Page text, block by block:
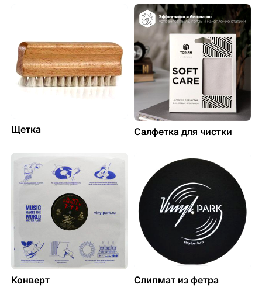
Щетка Салфетка для чистки
Конверт Слипмат из фетра